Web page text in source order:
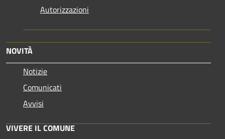
Autorizzazioni
NOVITÀ
Notizie
Comunicati
Avvisi
VIVERE IL COMUNE